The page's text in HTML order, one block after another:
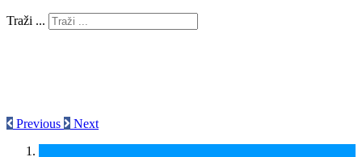
Traži ...
Previous Next